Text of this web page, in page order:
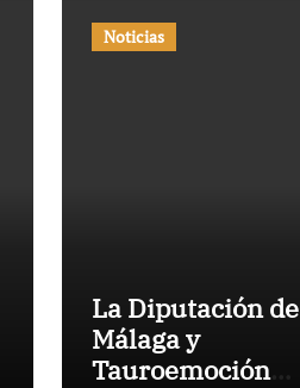
Noticias
La Diputación de
Málaga y
Tauroemoción